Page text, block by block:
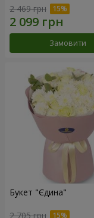
2 469 грн
Замовити
Букет "Єдина"
2 705 грн